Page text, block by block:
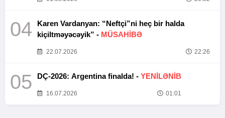
04
Karen Vardanyan: “Neftçi”ni heç bir halda
kiçiltməyəcəyik” - MÜSAHİBƏ
22.07.2026 22:26
05 DÇ-2026: Argentina finalda! - YENİLƏNİB
16.07.2026 01:01